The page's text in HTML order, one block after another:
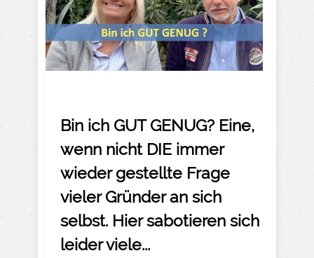
Bin ich GUT GENUG? Eine,
wenn nicht DIE immer
wieder gestellte Frage
vieler Gründer an sich
selbst. Hier sabotieren sich
leider viele...